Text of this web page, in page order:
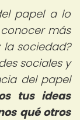
papel a lo
más
sociedad?
sociales y
del papel
tus ideas
qué otros